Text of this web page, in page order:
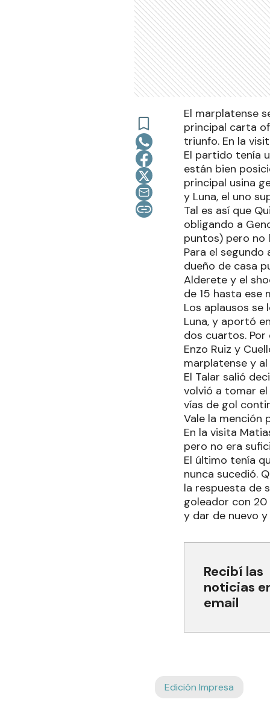
El marplatense
principal carta
triunfo. En la
El partido tenía
están bien
principal usina
y Luna, el uno
Tal es así que
obligando a
puntos) pero no
Para el
dueño de casa
Alderete y el
de 15 hasta ese
Los aplausos
Luna, y aportó
dos cuartos.
Enzo Ruiz y
marplatense y
El Talar salió
volvió a tomar
vías de gol
Vale la mención
En la visita
pero no era
El último tenía
nunca sucedió.
la respuesta de
goleador con 20
y dar de nuevo
Recibí las
noticias
email
Edición Impresa